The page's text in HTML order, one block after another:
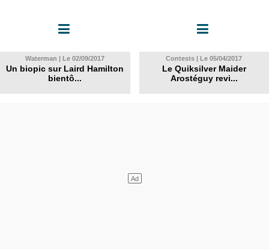
Waterman | Le 02/09/2017
Un biopic sur Laird Hamilton
bientô...
Contests | Le 05/04/2017
Le Quiksilver Maider
Arostéguy revi...